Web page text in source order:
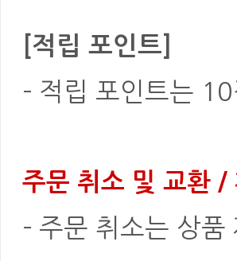
[적립 포인트]
- 적립 포인트는
주문 취소 및 교환 /
- 주문 취소는 상